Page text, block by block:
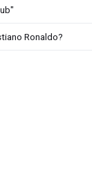
Ronaldo?